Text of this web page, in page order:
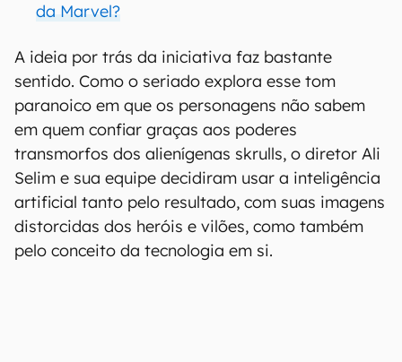
da Marvel?
A ideia por trás da iniciativa faz bastante
sentido. Como o seriado explora esse tom
paranoico em que os personagens não sabem
em quem confiar graças aos poderes
transmorfos dos alienígenas skrulls, o diretor Ali
Selim e sua equipe decidiram usar a inteligência
artificial tanto pelo resultado, com suas imagens
distorcidas dos heróis e vilões, como também
pelo conceito da tecnologia em si.